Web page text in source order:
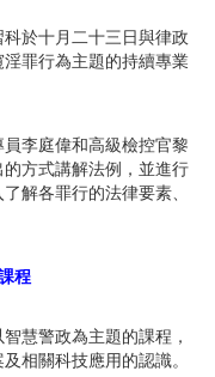
於十月二十三日與律政
罪行為主題的持續專業
李庭偉和高級檢控官黎
方式講解法例，並進行
解各罪行的法律要素、
程
慧警政為主題的課程，
相關科技應用的認識。